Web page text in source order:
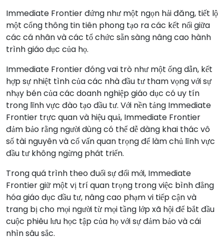
Immediate Frontier đứng như một ngọn hải đăng, tiết lộ
một cổng thông tin tiên phong tạo ra các kết nối giữa
các cá nhân và các tổ chức sẵn sàng nâng cao hành
trình giáo dục của họ.
Immediate Frontier đóng vai trò như một ống dẫn, kết
hợp sự nhiệt tình của các nhà đầu tư tham vọng với sự
nhạy bén của các doanh nghiệp giáo dục có uy tín
trong lĩnh vực đào tạo đầu tư. Với nền tảng Immediate
Frontier trực quan và hiệu quả, Immediate Frontier
đảm bảo rằng người dùng có thể dễ dàng khai thác vô
số tài nguyên và cố vấn quan trọng để làm chủ lĩnh vực
đầu tư không ngừng phát triển.
Trong quá trình theo đuổi sự đổi mới, Immediate
Frontier giữ một vị trí quan trọng trong việc bình đẳng
hóa giáo dục đầu tư, nâng cao phạm vi tiếp cận và
trang bị cho mọi người từ mọi tầng lớp xã hội để bắt đầu
cuộc phiêu lưu học tập của họ với sự đảm bảo và cái
nhìn sâu sắc.